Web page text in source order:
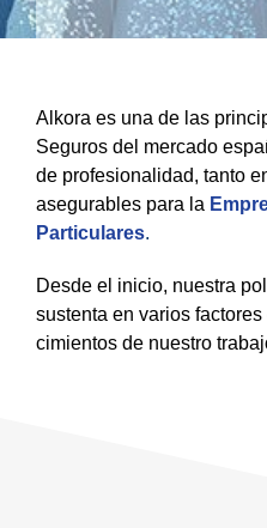
Alkora es una de las
Seguros del mercado
de profesionalidad, tanto
asegurables para la
Particulares.
Desde el inicio, nuestra
sustenta en varios
cimientos de nuestro